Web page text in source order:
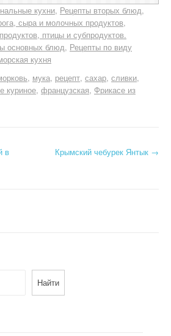
кухни Рецепты вторых блюд
сыра и молочных продуктов
птицы и субпродуктов.
основных блюд Рецепты по виду
кухня
мука рецепт сахар сливки
куриное французская Фрикасе из
в
Крымский чебурек Янтык →
Найти